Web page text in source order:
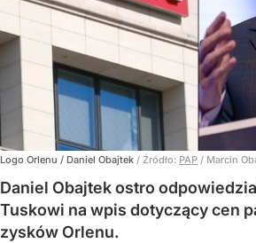
Logo Orlenu / Daniel Obajtek / Źródło: PAP / Marcin
Daniel Obajtek ostro
Tuskowi na wpis dotyczący cen
zysków Orlenu.